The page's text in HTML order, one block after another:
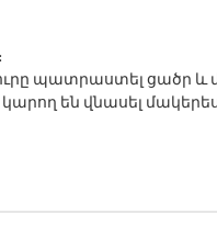
պատրաստել ցածր և
են վնասել